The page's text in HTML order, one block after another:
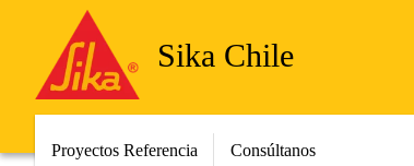
Sika Chile
Proyectos Referencia Consúltanos